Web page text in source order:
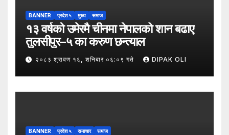
BANNER प्रदेश ५ मुख्य समाज
१३ वर्षको उमेरमै चीनमा नेपालको शान बढाए
तुलसीपुर–५ का करुण छन्त्याल
२०८३ श्रावण १६, शनिबार ०६:०९ गते DIPAK OLI
BANNER प्रदेश ५ समाचार समाज